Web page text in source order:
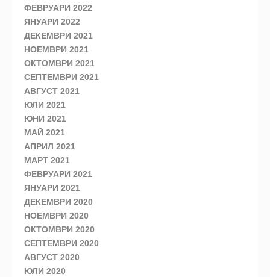
ФЕВРУАРИ 2022
ЯНУАРИ 2022
ДЕКЕМВРИ 2021
НОЕМВРИ 2021
ОКТОМВРИ 2021
СЕПТЕМВРИ 2021
АВГУСТ 2021
ЮЛИ 2021
ЮНИ 2021
МАЙ 2021
АПРИЛ 2021
МАРТ 2021
ФЕВРУАРИ 2021
ЯНУАРИ 2021
ДЕКЕМВРИ 2020
НОЕМВРИ 2020
ОКТОМВРИ 2020
СЕПТЕМВРИ 2020
АВГУСТ 2020
ЮЛИ 2020